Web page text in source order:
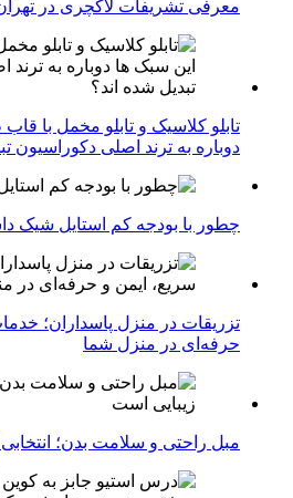
معرفی تشریفات لاکچری در
تابلو کلاسیک و تابلو مخمل با
دوباره به ترند اصلی دکوراسیون
چطور با بودجه کم استایل شیک
تزریقات در منزل پاسداران؛
حرفه‌ای در منزل شما
مبل راحتی و سلامت بدن؛